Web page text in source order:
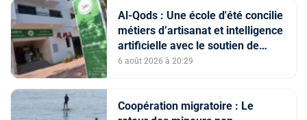
Al-Qods : Une école d'été concilie
métiers d’artisanat et intelligence
artificielle avec le soutien de
l'Agence Bayt Mal Al-Qods
6 août 2026 à 20:29
Coopération migratoire : Le